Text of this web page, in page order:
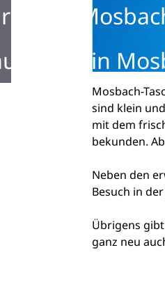
in
in
Mosbach-
sind klein
mit dem
bekunden.
Neben den
Besuch in der
Übrigens
ganz neu